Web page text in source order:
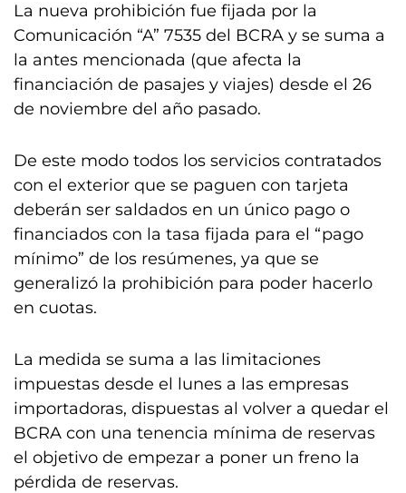
La nueva prohibición fue fijada por la
Comunicación “A” 7535 del BCRA y se suma a
la antes mencionada (que afecta la
financiación de pasajes y viajes) desde el 26
de noviembre del año pasado.
De este modo todos los servicios contratados
con el exterior que se paguen con tarjeta
deberán ser saldados en un único pago o
financiados con la tasa fijada para el “pago
mínimo” de los resúmenes, ya que se
generalizó la prohibición para poder hacerlo
en cuotas.
La medida se suma a las limitaciones
impuestas desde el lunes a las empresas
importadoras, dispuestas al volver a quedar el
BCRA con una tenencia mínima de reservas
el objetivo de empezar a poner un freno la
pérdida de reservas.